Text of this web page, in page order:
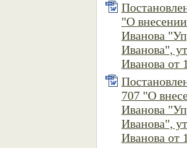
"О
Иванова
Иванова",
Иванова от
707 "О
Иванова
Иванова",
Иванова от